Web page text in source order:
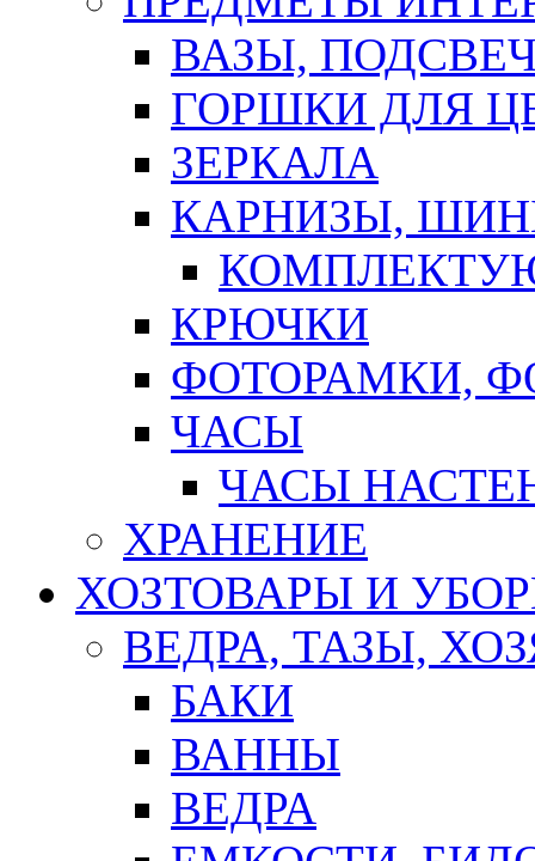
ВАЗЫ,
ГОРШКИ ДЛЯ
ЗЕРКАЛА
КАРНИЗЫ,
КРЮЧКИ
ФОТОРАМКИ,
ЧАСЫ
ЧАСЫ
ХРАНЕНИЕ
ХОЗТОВАРЫ И
ВЕДРА, ТАЗЫ,
БАКИ
ВАННЫ
ВЕДРА